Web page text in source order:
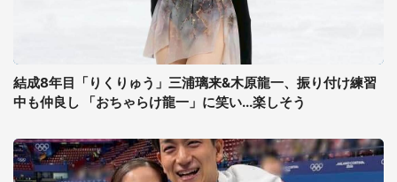
結成8年目「りくりゅう」三浦璃来&木原龍一、振り付け練習
中も仲良し 「おちゃらけ龍一」に笑い...楽しそう